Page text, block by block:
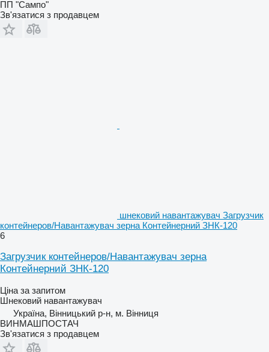
ПП "Сампо"
Зв'язатися з продавцем
шнековий навантажувач Загрузчик
контейнеров/Навантажувач зерна Контейнерний ЗНК-120
6
Загрузчик контейнеров/Навантажувач зерна
Контейнерний ЗНК-120
Ціна за запитом
Шнековий навантажувач
Україна, Вінницький р-н, м. Вінниця
ВИНМАШПОСТАЧ
Зв'язатися з продавцем